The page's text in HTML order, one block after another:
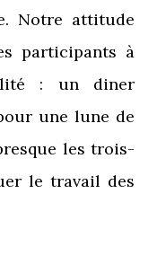
Notre attitude
participants à
: un diner
une lune de
les trois-
le travail des